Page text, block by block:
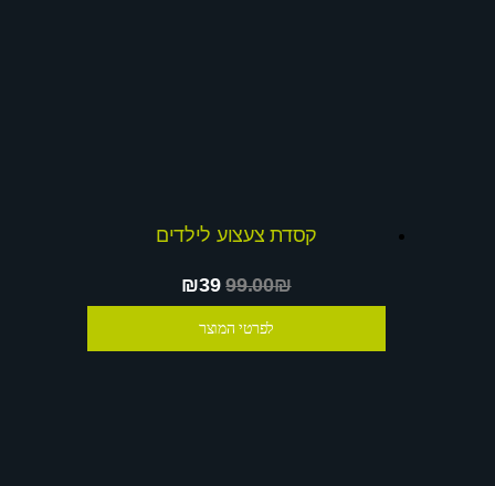
קסדת צעצוע לילדים
₪3999.00₪
לפרטי המוצר